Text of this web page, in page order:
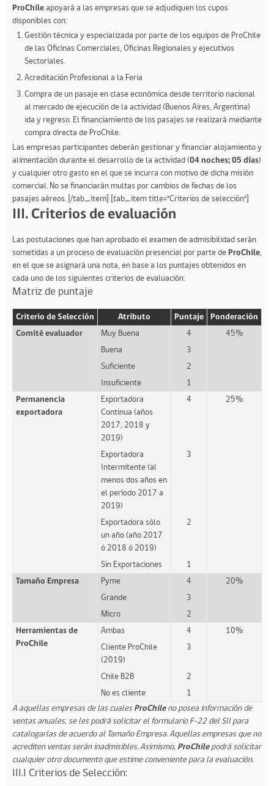
ProChile apoyará a las empresas que se adjudiquen los cupos
disponibles con:
Gestión técnica y especializada por parte de los equipos de ProChile
de las Oficinas Comerciales, Oficinas Regionales y ejecutivos
Sectoriales.
Acreditación Profesional a la Feria
Compra de un pasaje en clase económica desde territorio nacional
al mercado de ejecución de la actividad (Buenos Aires, Argentina)
ida y regreso. El financiamiento de los pasajes se realizará mediante
compra directa de ProChile.
Las empresas participantes deberán gestionar y financiar alojamiento y
alimentación durante el desarrollo de la actividad (04 noches; 05 días)
y cualquier otro gasto en el que se incurra con motivo de dicha misión
comercial. No se financiarán multas por cambios de fechas de los
pasajes aéreos. [/tab_item] [tab_item title="Criterios de selección"]
III. Criterios de evaluación
Las postulaciones que han aprobado el examen de admisibilidad serán
sometidas a un proceso de evaluación presencial por parte de ProChile,
en el que se asignará una nota, en base a los puntajes obtenidos en
cada uno de los siguientes criterios de evaluación:
Matriz de puntaje
Criterio de Selección Atributo Puntaje
Ponderación
Comité evaluador
Muy Buena 4
45%
Buena
3
Suficiente
2
Insuficiente
1
Permanencia
exportadora
Exportadora
Continua (años
2017, 2018 y
2019)
4 25%
Exportadora
Intermitente (al
menos dos años en
el período 2017 a
2019)
3
Exportadora sólo
un año (año 2017
ó 2018 ó 2019)
2
Sin Exportaciones
1
Tamaño Empresa
Pyme 4
20%
Grande
3
Micro
2
Herramientas de
ProChile
Ambas 4
10%
Cliente ProChile
(2019)
3
Chile B2B
2
No es cliente
1
A aquellas empresas de las cuales ProChileno posea información de
ventas anuales, se les podrá solicitar el formulario F-22 del SII para
catalogarlas de acuerdo al Tamaño Empresa. Aquellas empresas que no
acrediten ventas serán inadmisibles. Asimismo, ProChilepodrá solicitar
cualquier otro documento que estime conveniente para la evaluación.
III.I Criterios de Selección: